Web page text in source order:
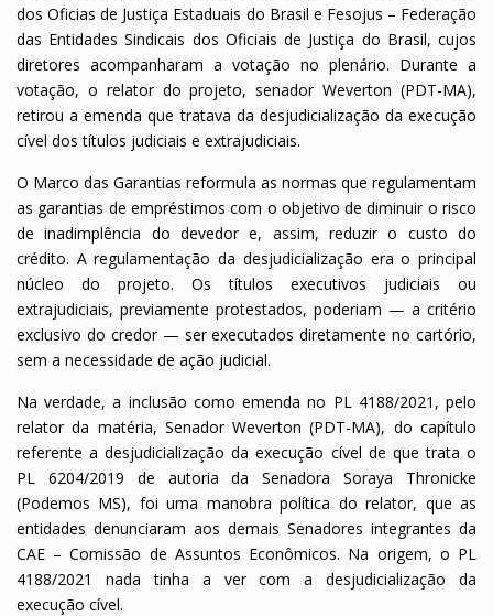
dos Oficias de Justiça Estaduais do Brasil e Fesojus – Federação
das Entidades Sindicais dos Oficiais de Justiça do Brasil, cujos
diretores acompanharam a votação no plenário. Durante a
votação, o relator do projeto, senador Weverton (PDT-MA),
retirou a emenda que tratava da desjudicialização da execução
cível dos títulos judiciais e extrajudiciais.
O Marco das Garantias reformula as normas que regulamentam
as garantias de empréstimos com o objetivo de diminuir o risco
de inadimplência do devedor e, assim, reduzir o custo do
crédito. A regulamentação da desjudicialização era o principal
núcleo do projeto. Os títulos executivos judiciais ou
extrajudiciais, previamente protestados, poderiam — a critério
exclusivo do credor — ser executados diretamente no cartório,
sem a necessidade de ação judicial.
Na verdade, a inclusão como emenda no PL 4188/2021, pelo
relator da matéria, Senador Weverton (PDT-MA), do capítulo
referente a desjudicialização da execução cível de que trata o
PL 6204/2019 de autoria da Senadora Soraya Thronicke
(Podemos MS), foi uma manobra política do relator, que as
entidades denunciaram aos demais Senadores integrantes da
CAE – Comissão de Assuntos Econômicos. Na origem, o PL
4188/2021 nada tinha a ver com a desjudicialização da
execução cível.